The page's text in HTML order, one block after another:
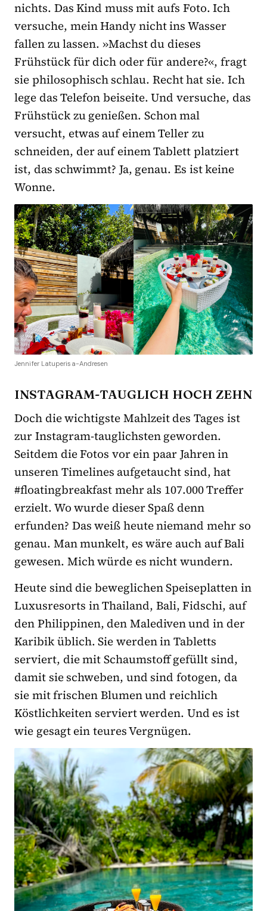
nichts. Das Kind muss mit aufs Foto. Ich
versuche, mein Handy nicht ins Wasser
fallen zu lassen. »Machst du dieses
Frühstück für dich oder für andere?«, fragt
sie philosophisch schlau. Recht hat sie. Ich
lege das Telefon beiseite. Und versuche, das
Frühstück zu genießen. Schon mal
versucht, etwas auf einem Teller zu
schneiden, der auf einem Tablett platziert
ist, das schwimmt? Ja, genau. Es ist keine
Wonne.
Jennifer Latuperisa-Andresen
INSTAGRAM-TAUGLICH HOCH ZEHN
Doch die wichtigste Mahlzeit des Tages ist
zur Instagram-tauglichsten geworden.
Seitdem die Fotos vor ein paar Jahren in
unseren Timelines aufgetaucht sind, hat
#floatingbreakfast mehr als 107.000 Treffer
erzielt. Wo wurde dieser Spaß denn
erfunden? Das weiß heute niemand mehr so
genau. Man munkelt, es wäre auch auf Bali
gewesen. Mich würde es nicht wundern.
Heute sind die beweglichen Speiseplatten in
Luxusresorts in Thailand, Bali, Fidschi, auf
den Philippinen, den Malediven und in der
Karibik üblich. Sie werden in Tabletts
serviert, die mit Schaumstoff gefüllt sind,
damit sie schweben, und sind fotogen, da
sie mit frischen Blumen und reichlich
Köstlichkeiten serviert werden. Und es ist
wie gesagt ein teures Vergnügen.